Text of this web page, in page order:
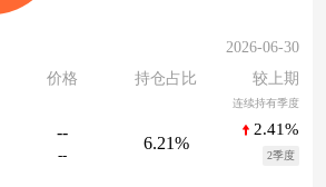
2026-06-30
价格 持仓占比 较上期
连续持有季度
--
--
6.21%
2.41%
2季度